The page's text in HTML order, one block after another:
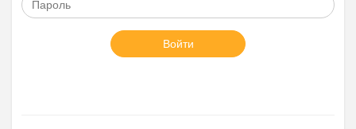
Войти